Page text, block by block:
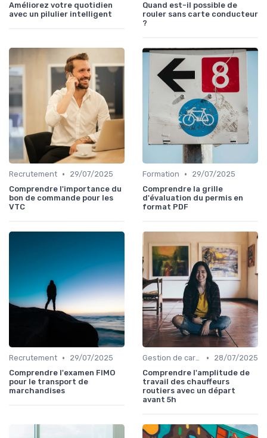
Améliorez votre quotidien
avec un pilulier intelligent
Quand est-il possible de
rouler sans carte conducteur
?
Recrutement •
29/07/2025
Comprendre l'importance du
bon de commande pour les
VTC
Formation •
29/07/2025
Comprendre la grille
d'évaluation du permis en
format PDF
Recrutement •
29/07/2025
Comprendre l'examen FIMO
pour le transport de
marchandises
Gestion de carrière •
28/07/2025
Comprendre l'amplitude de
travail des chauffeurs
routiers avec un départ
avant 5h